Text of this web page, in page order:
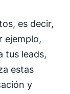
es decir,
ejemplo,
tus leads,
estas
y